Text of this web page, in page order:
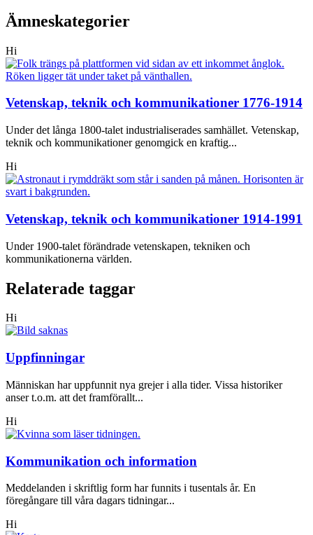
Ämneskategorier
Hi
Vetenskap, teknik och kommunikationer 1776-1914
Under det långa 1800-talet industrialiserades samhället. Vetenskap,
teknik och kommunikationer genomgick en kraftig...
Hi
Vetenskap, teknik och kommunikationer 1914-1991
Under 1900-talet förändrade vetenskapen, tekniken och
kommunikationerna världen.
Relaterade taggar
Hi
Uppfinningar
Människan har uppfunnit nya grejer i alla tider. Vissa historiker
anser t.o.m. att det framförallt...
Hi
Kommunikation och information
Meddelanden i skriftlig form har funnits i tusentals år. En
föregångare till våra dagars tidningar...
Hi